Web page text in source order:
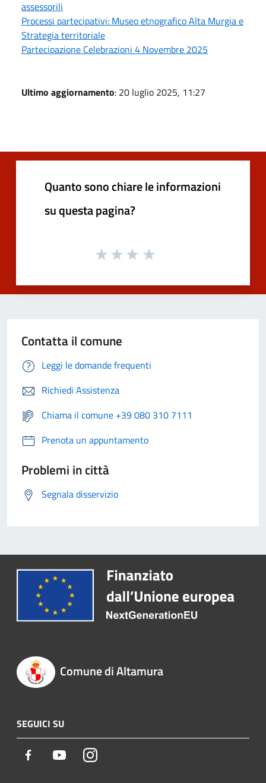
assessorili
Processi partecipativi: Museo etnografico Alta Murgia e
Strategia territoriale
Partecipazione Celebrazioni 4 Novembre 2025
Ultimo aggiornamento: 20 luglio 2025, 11:27
Quanto sono chiare le informazioni
su questa pagina?
Contatta il comune
Leggi le domande frequenti
Richiedi Assistenza
Chiama il comune +39 080 310 7111
Prenota un appuntamento
Problemi in città
Segnala disservizio
Comune di Altamura
SEGUICI SU
Facebook YoutubeInstagram